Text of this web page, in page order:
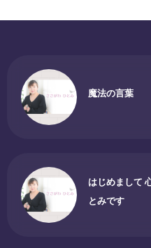
魔法の言葉
はじめまして
とみです